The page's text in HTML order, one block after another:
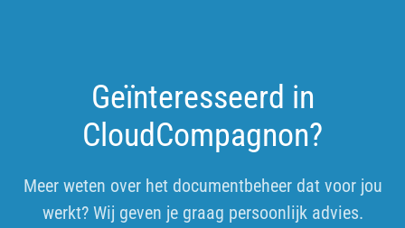
Geïnteresseerd in
CloudCompagnon?
Meer weten over het documentbeheer dat voor jou
werkt? Wij geven je graag persoonlijk advies.